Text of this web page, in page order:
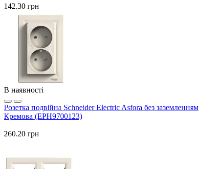
142.30 грн
В наявності
Розетка подвійна Schneider Electric Asfora без заземленням
Кремова (EPH9700123)
260.20 грн